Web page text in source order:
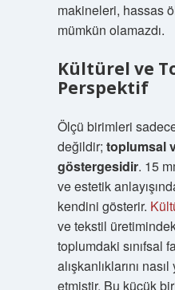
makineleri, hassas
mümkün olamazdı.
Kültürel ve
Perspektif
Ölçü birimleri
değildir; toplumsal
göstergesidir. 15
ve estetik
kendini gösterir.
ve tekstil
toplumdaki sınıfsal
alışkanlıklarını
etmiştir. Bu küçük